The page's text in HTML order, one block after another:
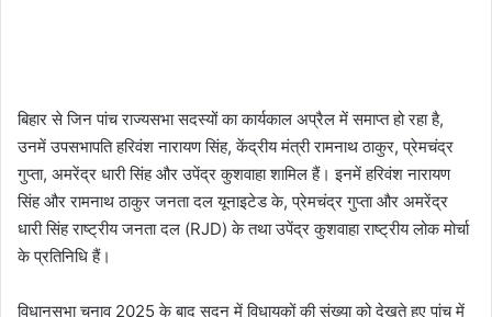
बिहार से जिन पांच राज्यसभा सदस्यों का कार्यकाल अप्रैल में समाप्त हो रहा है,
उनमें उपसभापति हरिवंश नारायण सिंह, केंद्रीय मंत्री रामनाथ ठाकुर, प्रेमचंद्र
गुप्ता, अमरेंद्र धारी सिंह और उपेंद्र कुशवाहा शामिल हैं। इनमें हरिवंश नारायण
सिंह और रामनाथ ठाकुर जनता दल यूनाइटेड के, प्रेमचंद्र गुप्ता और अमरेंद्र
धारी सिंह राष्ट्रीय जनता दल (RJD) के तथा उपेंद्र कुशवाहा राष्ट्रीय लोक मोर्चा
के प्रतिनिधि हैं।
विधानसभा चुनाव 2025 के बाद सदन में विधायकों की संख्या को देखते हुए पांच में